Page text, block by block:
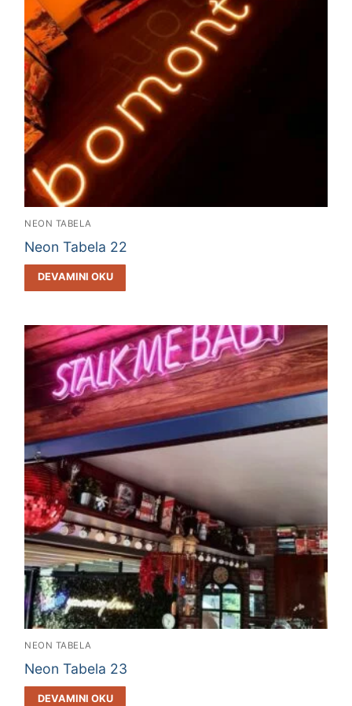
NEON TABELA
Neon Tabela 22
DEVAMINI OKU
NEON TABELA
Neon Tabela 23
DEVAMINI OKU